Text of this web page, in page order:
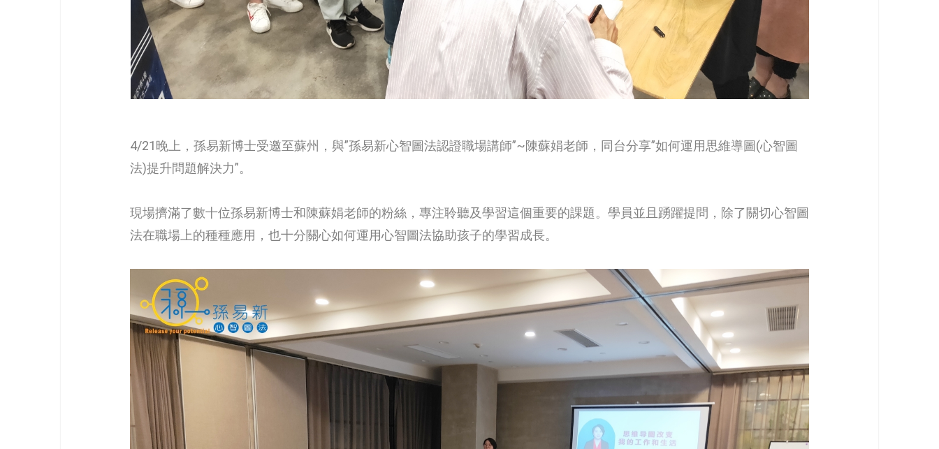
4/21晚上，孫易新博士受邀至蘇州，與”孫易新心智圖法認證職場講師”~陳蘇娟老師，同台分享”如何運用思維導圖(心智圖
法)提升問題解決力”。
現場擠滿了數十位孫易新博士和陳蘇娟老師的粉絲，專注聆聽及學習這個重要的課題。學員並且踴躍提問，除了關切心智圖
法在職場上的種種應用，也十分關心如何運用心智圖法協助孩子的學習成長。